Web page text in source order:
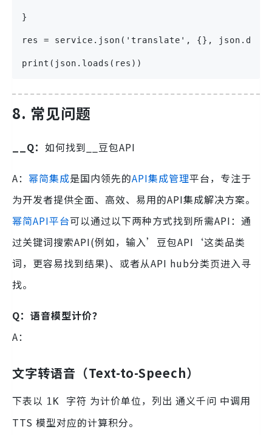
}
res = service.json('translate', {},
print(json.loads(res))
8. 常见问题
__Q： 如何找到__豆包API
A： 幂简集成是国内领先的API集成管理平台，专注于
为开发者提供全面、高效、易用的API集成解决方案。
幂简API平台可以通过以下两种方式找到所需API：通
过关键词搜索API(例如，输入’豆包API‘这类品类
词，更容易找到结果)、或者从API hub分类页进入寻
找。
Q：语音模型计价？
A：
文字转语音（Text-to-Speech）
下表以 1K 字符 为计价单位，列出 通义千问 中调用
TTS 模型对应的计算积分。